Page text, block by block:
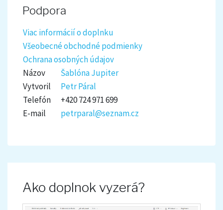
Podpora
Viac informácií o doplnku
Všeobecné obchodné podmienky
Ochrana osobných údajov
Názov
Šablóna Jupiter
Vytvoril
Petr Páral
Telefón
+420 724 971 699
E-mail
petrparal@seznam.cz
Ako doplnok vyzerá?